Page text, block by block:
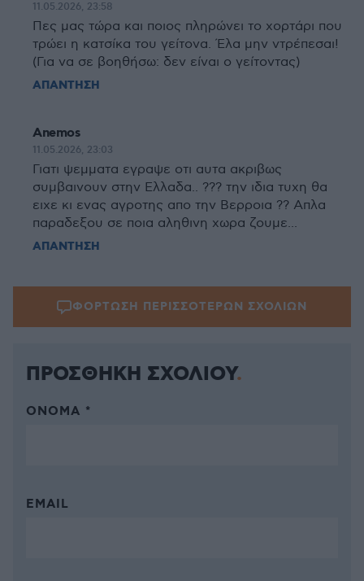
11.05.2026, 23:58
Πες μας τώρα και ποιος πληρώνει το χορτάρι που
τρώει η κατσίκα του γείτονα. Έλα μην ντρέπεσαι!
(Για να σε βοηθήσω: δεν είναι ο γείτοντας)
ΑΠΑΝΤΗΣΗ
Anemos
11.05.2026, 23:03
Γιατι ψεμματα εγραψε οτι αυτα ακριβως
συμβαινουν στην Ελλαδα.. ??? την ιδια τυχη θα
ειχε κι ενας αγροτης απο την Βερροια ?? Απλα
παραδεξου σε ποια αληθινη χωρα ζουμε...
ΑΠΑΝΤΗΣΗ
ΦΟΡΤΩΣΗ ΠΕΡΙΣΣΟΤΕΡΩΝ ΣΧΟΛΙΩΝ
ΠΡΟΣΘΗΚΗ ΣΧΟΛΙΟΥ
ΌΝΟΜΑ *
EMAIL